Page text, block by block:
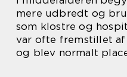
mere udbredt og
som klostre og
var ofte fremstillet
og blev normalt